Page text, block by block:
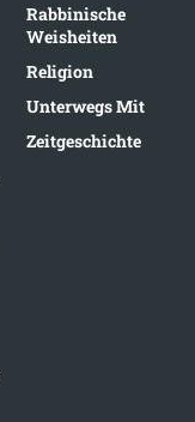
Rabbinische
Weisheiten
Religion
Unterwegs Mit
Zeitgeschichte